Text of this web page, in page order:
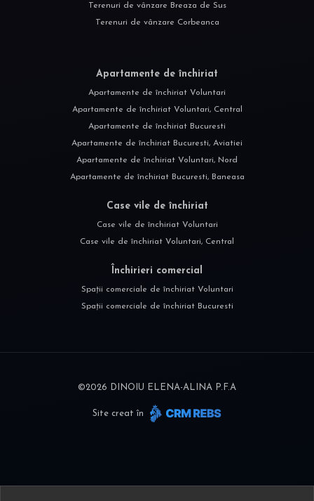
Terenuri de vânzare Breaza de Sus
Terenuri de vânzare Corbeanca
Apartamente de închiriat
Apartamente de închiriat Voluntari
Apartamente de închiriat Voluntari, Central
Apartamente de închiriat Bucuresti
Apartamente de închiriat Bucuresti, Aviatiei
Apartamente de închiriat Voluntari, Nord
Apartamente de închiriat Bucuresti, Baneasa
Case vile de închiriat
Case vile de închiriat Voluntari
Case vile de închiriat Voluntari, Central
Închirieri comercial
Spații comerciale de închiriat Voluntari
Spații comerciale de închiriat Bucuresti
©2026 DINOIU ELENA-ALINA P.F.A
Site creat în